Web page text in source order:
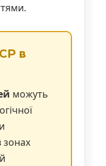
в
можуть
зонах